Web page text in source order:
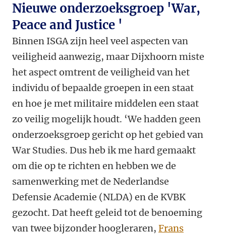
Nieuwe onderzoeksgroep 'War,
Peace and Justice '
Binnen ISGA zijn heel veel aspecten van
veiligheid aanwezig, maar Dijxhoorn miste
het aspect omtrent de veiligheid van het
individu of bepaalde groepen in een staat
en hoe je met militaire middelen een staat
zo veilig mogelijk houdt. ‘We hadden geen
onderzoeksgroep gericht op het gebied van
War Studies. Dus heb ik me hard gemaakt
om die op te richten en hebben we de
samenwerking met de Nederlandse
Defensie Academie (NLDA) en de KVBK
gezocht. Dat heeft geleid tot de benoeming
van twee bijzonder hoogleraren, Frans